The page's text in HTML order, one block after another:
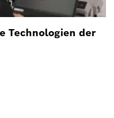
Technologien der